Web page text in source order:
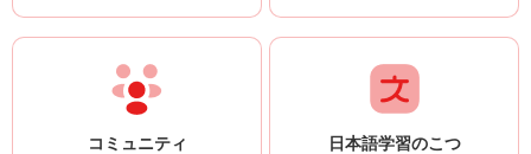
コミュニティ 日本語学習のこつ